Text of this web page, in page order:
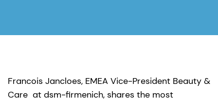
Francois Jancloes, EMEA Vice-President Beauty &
Care at dsm-firmenich, shares the most